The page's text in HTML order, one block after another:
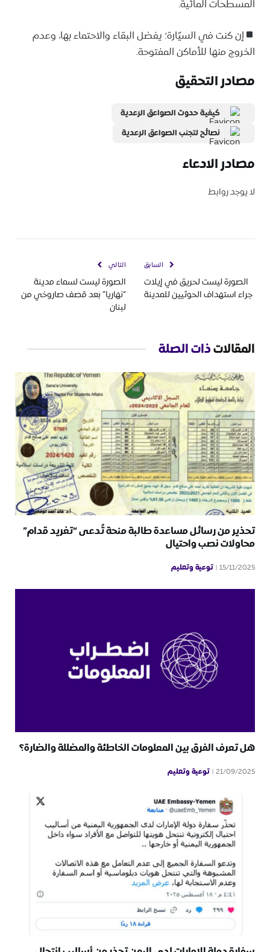
المسطحات المائية.
إن كنت في السيّارة؛ يفضل البقاء والاحتماء بها، وعدم
الخروج منها للأماكن المفتوحة.
مصادر التحقيق
كيفية حدوث الصواعق الرعدية
نصائح لتجنب الصواعق الرعدية
مصادر الادعاء
لا يوجد روابط
السابق
الصورة ليست لحريق في إيلات
جراء استهداف الحوثيين للمدينة
التالي
الصورة ليست لسماء مدينة
“نهاريا” بعد قصف صاروخي من
لبنان
المقالاتذات الصلة
تحذير من رسائل مساعدة طالبة منحة تُدعى “تغريد قدام”
محاولات نصب واحتيال
15/11/2025 توعية وتعليم
هل تعرف الفرق بين المعلومات الخاطئة والمضللة والضارة؟
21/09/2025 توعية وتعليم